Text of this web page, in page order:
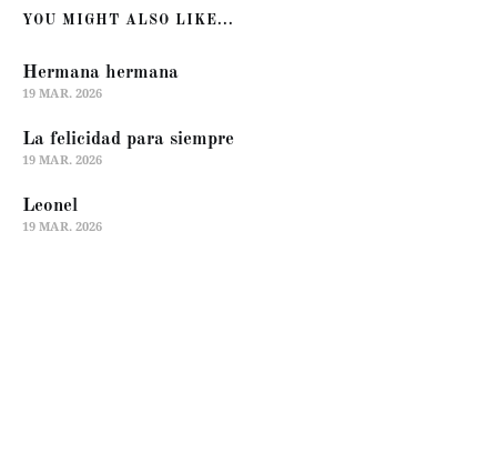
YOU MIGHT ALSO LIKE...
Hermana hermana
19 MAR. 2026
La felicidad para siempre
19 MAR. 2026
Leonel
19 MAR. 2026